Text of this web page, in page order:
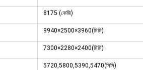
8175 (কেজি)
9940×2500×3960(মিমি)
7300×2280×2400(মিমি)
5720,5800,5390,5470(মিমি)